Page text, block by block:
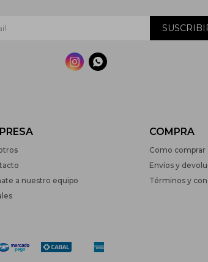
a nuestro equipo
COMPRA
Como comprar
Envíos y
Términos y
 